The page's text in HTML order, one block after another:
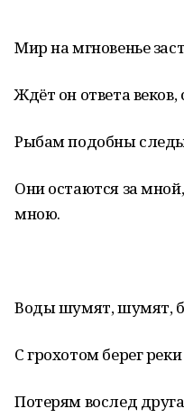
Мир на мгновенье
Ждёт он ответа
Рыбам подобны
Они остаются за
мною.
Воды шумят, шумят,
С грохотом берег
Потерям вослед